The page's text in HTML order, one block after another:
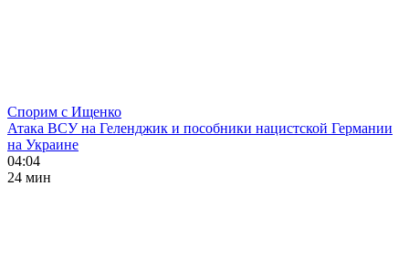
Спорим с Ищенко
Атака ВСУ на Геленджик и пособники нацистской Германии
на Украине
04:04
24 мин